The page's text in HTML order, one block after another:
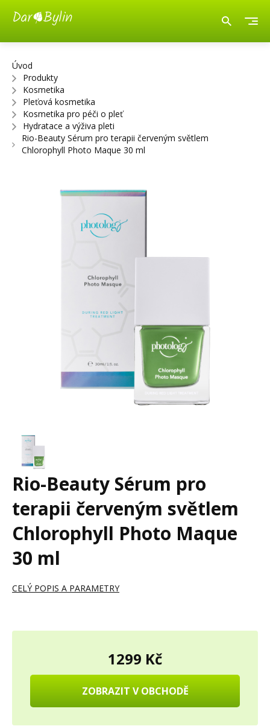
Úvod
Produkty
Kosmetika
Pleťová kosmetika
Kosmetika pro péči o pleť
Hydratace a výživa pleti
Rio-Beauty Sérum pro terapii červeným světlem
Chlorophyll Photo Maque 30 ml
Rio-Beauty Sérum pro
terapii červeným světlem
Chlorophyll Photo Maque
30 ml
CELÝ POPIS A PARAMETRY
1299 Kč
ZOBRAZIT V OBCHODĚ